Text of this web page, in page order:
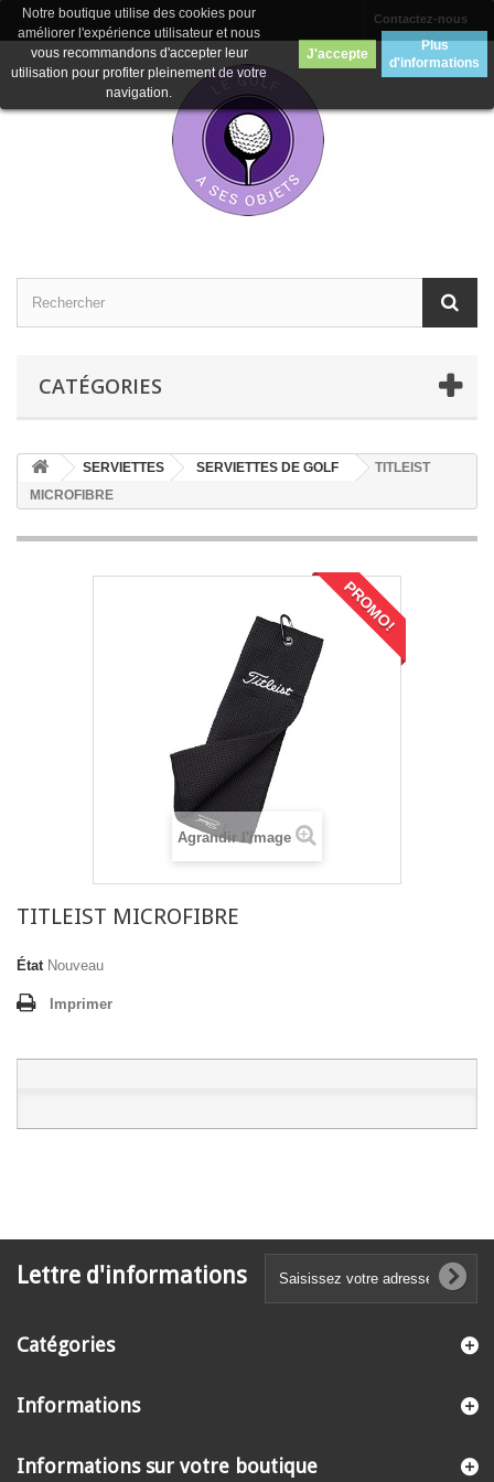
Contactez-nous
CATÉGORIES
Notre boutique utilise des cookies pour
améliorer l'expérience utilisateur et nous
vous recommandons d'accepter leur
utilisation pour profiter pleinement de votre
navigation.
J'accepte
Plus
d'informations
SERVIETTES SERVIETTES DE GOLF
TITLEIST
MICROFIBRE
PROMO!
Agrandir l'image
TITLEIST MICROFIBRE
État Nouveau
Imprimer
Lettre d'informations
Catégories
Informations
Informations sur votre boutique